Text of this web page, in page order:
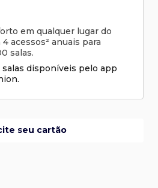
em qualquer lugar do
acessos² anuais para
salas.
salas disponíveis pelo app
seu cartão